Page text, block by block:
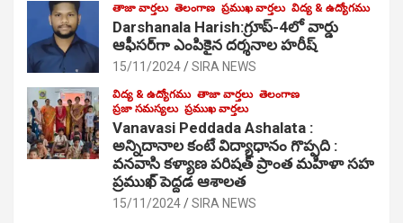
తాజా వార్తలు తెలంగాణ ప్రముఖ వార్తలు విద్య & ఉద్యోగము
Darshanala Harish:గ్రూప్-4లో వార్డు
ఆఫీసర్‌గా ఎంపికైన దర్శనాల హరీష్
15/11/2024 SIRA NEWS
విద్య & ఉద్యోగము తాజా వార్తలు తెలంగాణ
ప్రజా సమస్యలు ప్రముఖ వార్తలు
Vanavasi Peddada Ashalata :
అన్నిదానాల కంటే విద్యాధానం గొప్పది :
వనవాసి కళ్యాణ పరిషత్ ప్రాంత మహిళా సహ
ప్రముఖ్ పెద్దడ ఆశాలత
15/11/2024 SIRA NEWS